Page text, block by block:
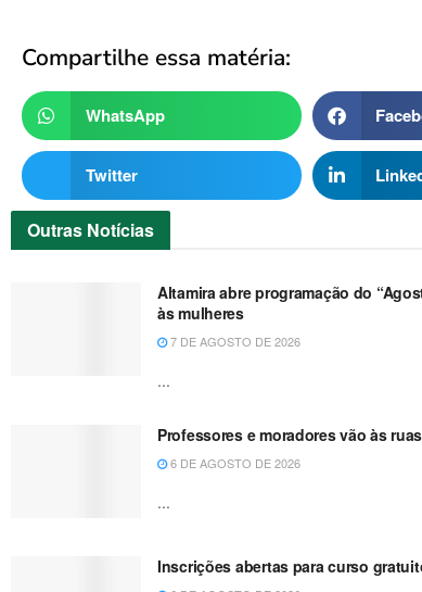
Compartilhe essa matéria:
WhatsApp
Twitter
Outras Notícias
Altamira abre programação do
às mulheres
7 DE AGOSTO DE 2026
...
Professores e moradores vão às
6 DE AGOSTO DE 2026
...
Inscrições abertas para curso